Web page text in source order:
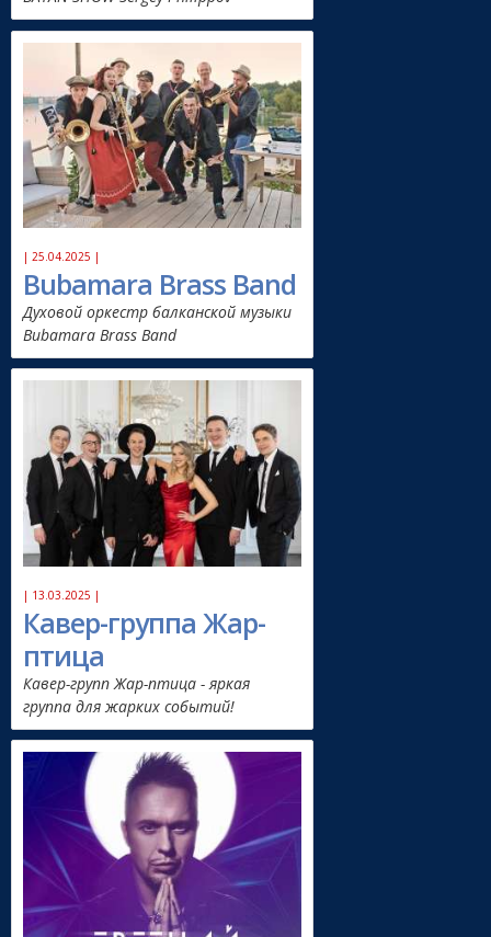
| 25.04.2025 |
Bubamara Brass Band
Духовой оркестр балканской музыки
Bubamara Brass Band
| 13.03.2025 |
Кавер-группа Жар-
птица
Кавер-групп Жар-птица - яркая
группа для жарких событий!